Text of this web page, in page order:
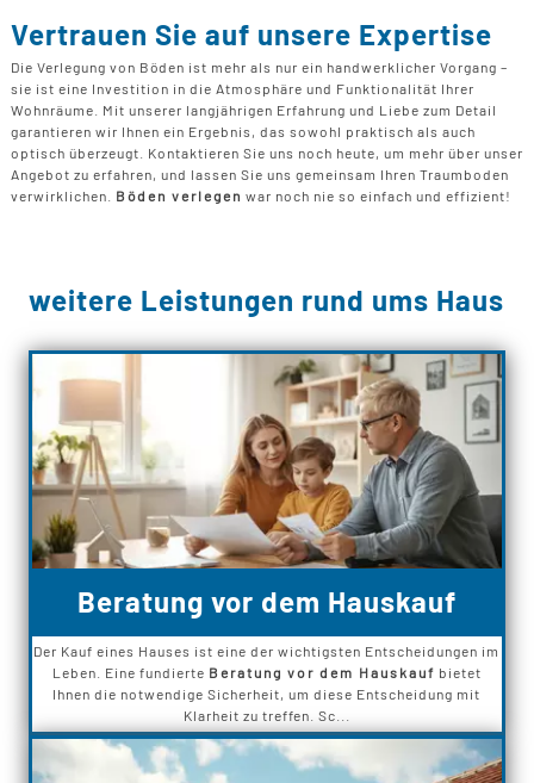
Vertrauen Sie auf unsere Expertise
Die Verlegung von Böden ist mehr als nur ein handwerklicher Vorgang –
sie ist eine Investition in die Atmosphäre und Funktionalität Ihrer
Wohnräume. Mit unserer langjährigen Erfahrung und Liebe zum Detail
garantieren wir Ihnen ein Ergebnis, das sowohl praktisch als auch
optisch überzeugt. Kontaktieren Sie uns noch heute, um mehr über unser
Angebot zu erfahren, und lassen Sie uns gemeinsam Ihren Traumboden
verwirklichen. Böden verlegen war noch nie so einfach und effizient!
weitere Leistungen rund ums Haus
Beratung vor dem Hauskauf
Der Kauf eines Hauses ist eine der wichtigsten Entscheidungen im
Leben. Eine fundierte Beratung vor dem Hauskauf bietet
Ihnen die notwendige Sicherheit, um diese Entscheidung mit
Klarheit zu treffen. Sc...